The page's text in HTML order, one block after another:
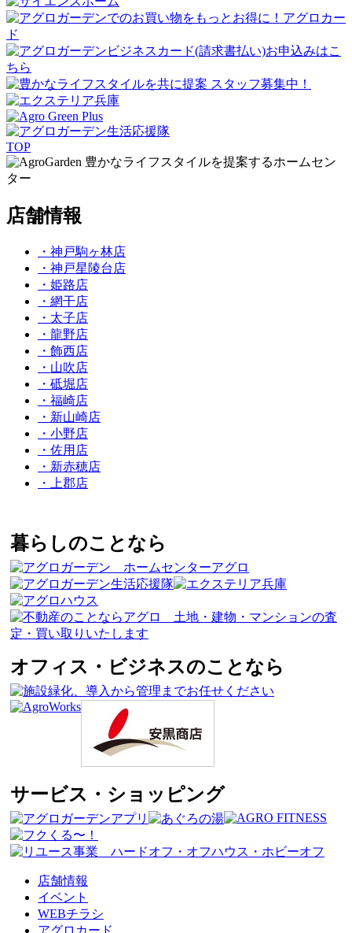
TOP
豊かなライフスタイルを提案するホームセン
ター
店舗情報
・神戸駒ヶ林店
・神戸星陵台店
・姫路店
・網干店
・太子店
・龍野店
・飾西店
・山吹店
・砥堀店
・福崎店
・新山崎店
・小野店
・佐用店
・新赤穂店
・上郡店
暮らしのことなら
オフィス・ビジネスのことなら
サービス・ショッピング
店舗情報
イベント
WEBチラシ